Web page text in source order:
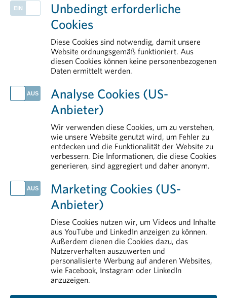
Health Data & Digital
Klinische Forschung
Patient Advocacy
Legal & Compliance
Rare Diseases
PHARMIG Daten & Fakten 2026
Rauchstopp als starker Hebel für Gesundheit und Versorgung
Impfen schützt in jedem Lebensabschnitt
Europas klinische Forschung steht unter Druck
IM DETAIL
Rund um das Arzneimittel
Pharmareferenten
Arzneimittelsicherheit
Forschung & Entwicklung
Erstattung von Arzneimitteln
Unbedingt erforderliche
Cookies
Diese Cookies sind notwendig, damit unsere
Website ordnungsgemäß funktioniert. Aus
diesen Cookies können keine personenbezogenen
Daten ermittelt werden.
Analyse Cookies (US-
Anbieter)
Wir verwenden diese Cookies, um zu verstehen,
wie unsere Website genutzt wird, um Fehler zu
entdecken und die Funktionalität der Website zu
verbessern. Die Informationen, die diese Cookies
generieren, sind aggregiert und daher anonym.
Marketing Cookies (US-
Anbieter)
Diese Cookies nutzen wir, um Videos und Inhalte
aus YouTube und LinkedIn anzeigen zu können.
Außerdem dienen die Cookies dazu, das
Nutzerverhalten auszuwerten und
personalisierte Werbung auf anderen Websites,
wie Facebook, Instagram oder LinkedIn
anzuzeigen.